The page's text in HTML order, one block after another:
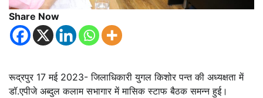
Share Now
रूद्रपुर 17 मई 2023- जिलाधिकारी युगल किशोर पन्त की अध्यक्षता में
डॉ.एपीजे अब्दुल कलाम सभागार में मासिक स्टाफ बैठक समन्न हुई।